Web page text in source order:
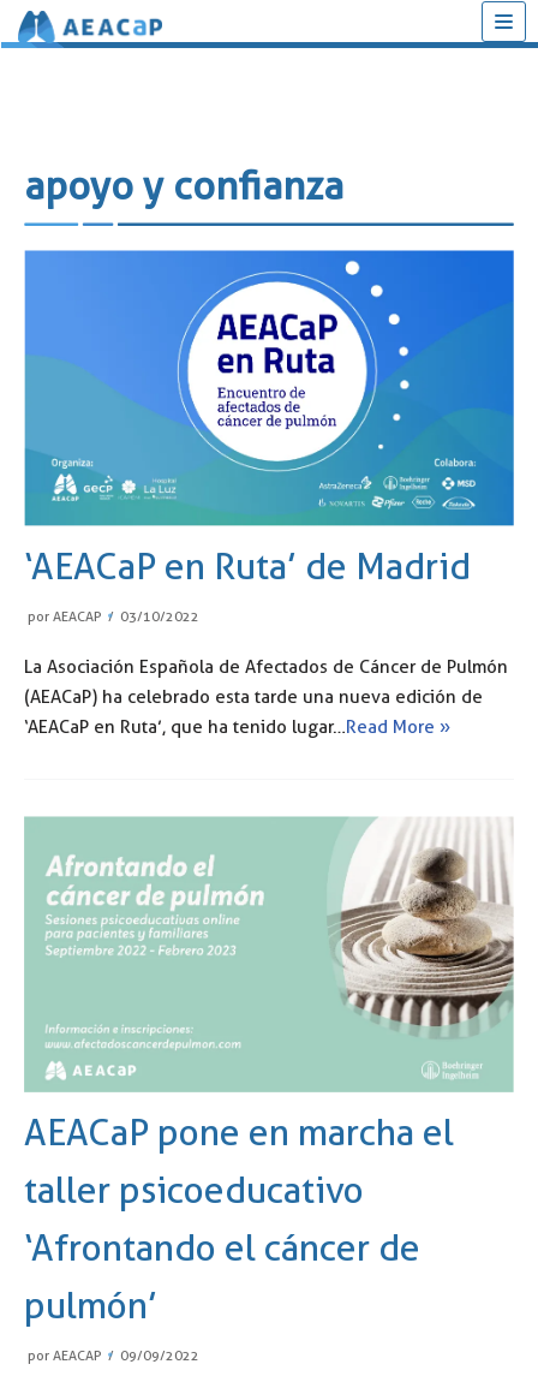
apoyo y confianza
‘AEACaP en Ruta’ de Madrid
por AEACAP 03/10/2022
La Asociación Española de Afectados de Cáncer de Pulmón
(AEACaP) ha celebrado esta tarde una nueva edición de
‘AEACaP en Ruta’, que ha tenido lugar…Read More »
AEACaP pone en marcha el
taller psicoeducativo
‘Afrontando el cáncer de
pulmón’
por AEACAP 09/09/2022